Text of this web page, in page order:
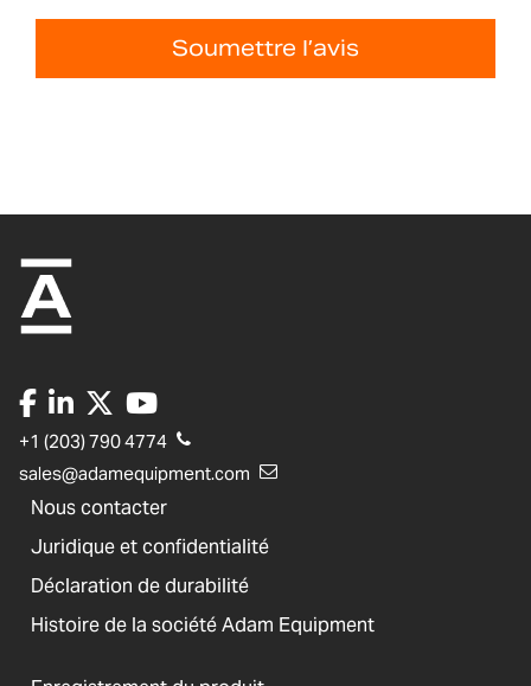
Soumettre l’avis
+1 (203) 790 4774
sales@adamequipment.com
Nous contacter
Juridique et confidentialité
Déclaration de durabilité
Histoire de la société Adam Equipment